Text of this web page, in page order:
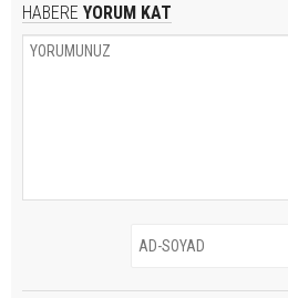
HABERE YORUM KAT